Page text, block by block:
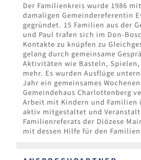
Der Familienkreis wurde 1986
damaligen Gemeindereferentin
gegründet. 15 Familien aus der
und Paul trafen sich im Don-
Kontakte zu knüpfen zu
gelang durch gemeinsame
Aktivitäten wie Basteln,
mehr. Es wurden Ausflüge
Jahr ein gemeinsames
Gemeindehaus Charlottenberg
Arbeit mit Kindern und Familien
aktiv mitgestaltet und
Familienreferats der Diözese
mit dessen Hilfe für den